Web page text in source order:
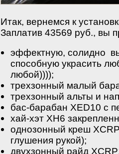
Итак, вернемся к
Заплатив 43569 руб., вы
эффектную, солидно
способную украсить
любой))));
трехзонный малый
трехзонный альты и
бас-барабан XED10 с
хай-хэт XH6
однозонный креш
глушения рукой);
двухзонный райд